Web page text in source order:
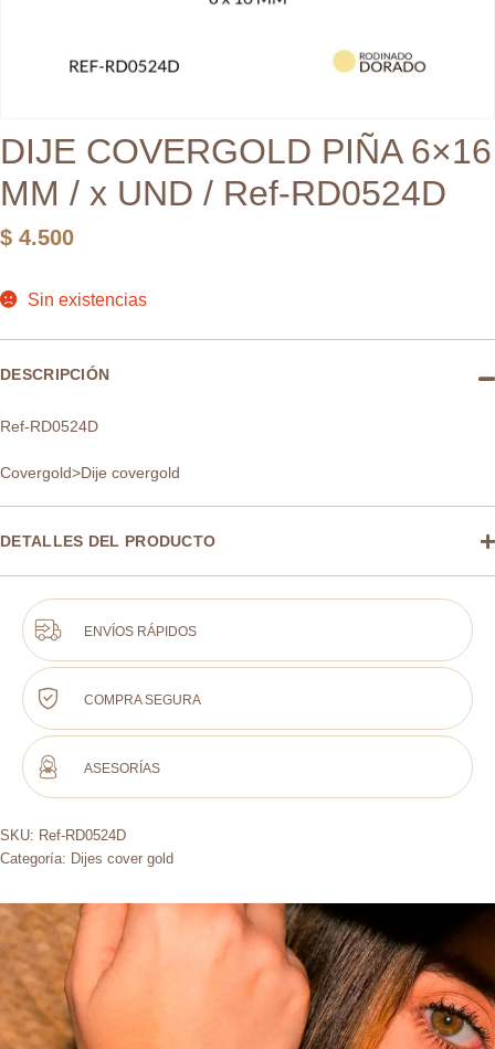
DIJE COVERGOLD PIÑA 6×16
MM / x UND / Ref-RD0524D
$ 4.500
Sin existencias
DESCRIPCIÓN
Ref-RD0524D
Covergold>Dije covergold
DETALLES DEL PRODUCTO
ENVÍOS RÁPIDOS
COMPRA SEGURA
ASESORÍAS
SKU: Ref-RD0524D
Categoría: Dijes cover gold